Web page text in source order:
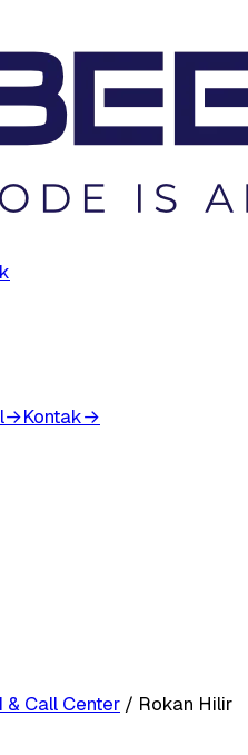
→Kontak→
& Call Center / Rokan Hilir